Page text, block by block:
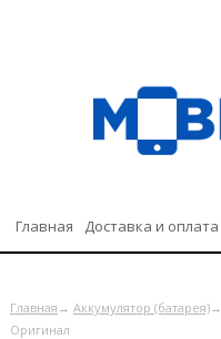
Главная Доставка и оплата
Главная → Аккумулятор (батарея)→
Оригинал